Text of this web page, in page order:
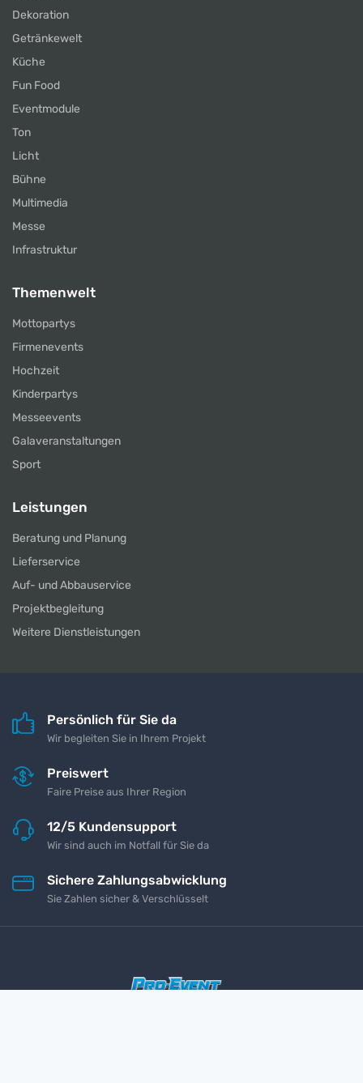
Dekoration
Getränkewelt
Küche
Fun Food
Eventmodule
Ton
Licht
Bühne
Multimedia
Messe
Infrastruktur
Themenwelt
Mottopartys
Firmenevents
Hochzeit
Kinderpartys
Messeevents
Galaveranstaltungen
Sport
Leistungen
Beratung und Planung
Lieferservice
Auf- und Abbauservice
Projektbegleitung
Weitere Dienstleistungen
Persönlich für Sie da
Wir begleiten Sie in Ihrem Projekt
Preiswert
Faire Preise aus Ihrer Region
12/5 Kundensupport
Wir sind auch im Notfall für Sie da
Sichere Zahlungsabwicklung
Sie Zahlen sicher & Verschlüsselt